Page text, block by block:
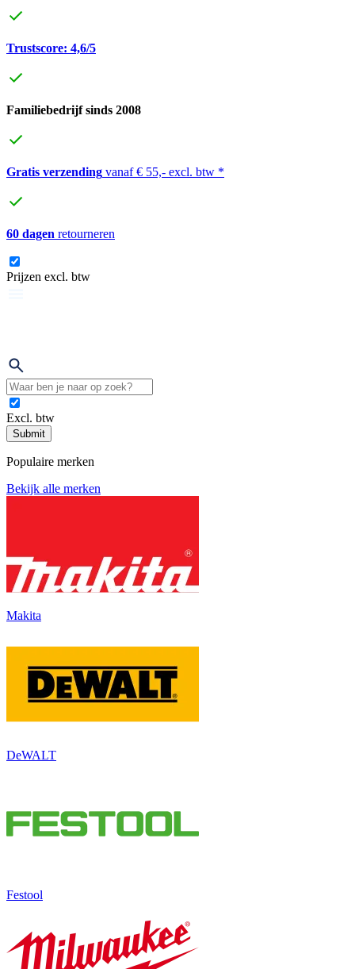
Trustscore: 4,6/5
Familiebedrijf sinds 2008
Gratis verzending vanaf € 55,- excl. btw *
60 dagen retourneren
Prijzen excl. btw
Excl. btw
Submit
Populaire merken
Bekijk alle merken
Makita
DeWALT
Festool